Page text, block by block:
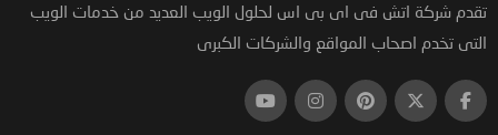
تقدم شركة اتش فى اى بى اس لحلول الويب العديد من خدمات الويب
التى تخدم اصحاب المواقع والشركات الكبرى